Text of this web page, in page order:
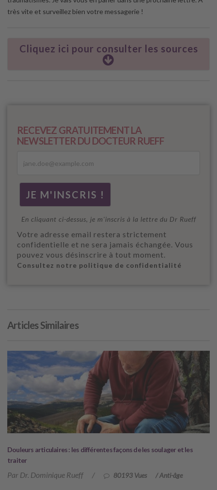
très vite et surveillez bien votre messagerie !
Cliquez ici pour consulter les sources
RECEVEZ GRATUITEMENT LA
NEWSLETTER DU DOCTEUR RUEFF
En cliquant ci-dessus, je m'inscris à la lettre du Dr Rueff
Votre adresse email restera strictement
confidentielle et ne sera jamais échangée. Vous
pouvez vous désinscrire à tout moment.
Consultez notre politique de confidentialité
Articles Similaires
Douleurs articulaires : les différentes façons de les soulager et les
traiter
Par Dr. Dominique Rueff / 80193 Vues /Anti-âge